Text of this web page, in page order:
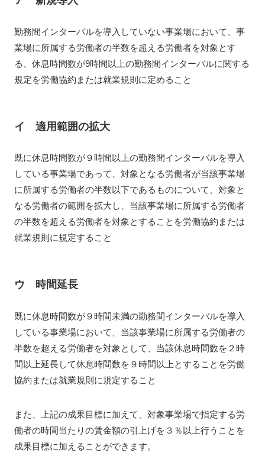
勤務間インターバルを導入していない事業場において、事
業場に所属する労働者の半数を超える労働者を対象とす
る、休息時間数が9時間以上の勤務間インターバルに関する
規定を労働協約または就業規則に定めること
イ 適用範囲の拡大
既に休息時間数が９時間以上の勤務間インターバルを導入
している事業場であって、対象となる労働者が当該事業場
に所属する労働者の半数以下であるものについて、対象と
なる労働者の範囲を拡大し、当該事業場に所属する労働者
の半数を超える労働者を対象とすることを労働協約または
就業規則に規定すること
ウ 時間延長
既に休息時間数が９時間未満の勤務間インターバルを導入
している事業場において、当該事業場に所属する労働者の
半数を超える労働者を対象として、当該休息時間数を２時
間以上延長して休息時間数を９時間以上とすることを労働
協約または就業規則に規定すること
また、上記の成果目標に加えて、対象事業場で指定する労
働者の時間当たりの賃金額の引上げを３％以上行うことを
成果目標に加えることができます。